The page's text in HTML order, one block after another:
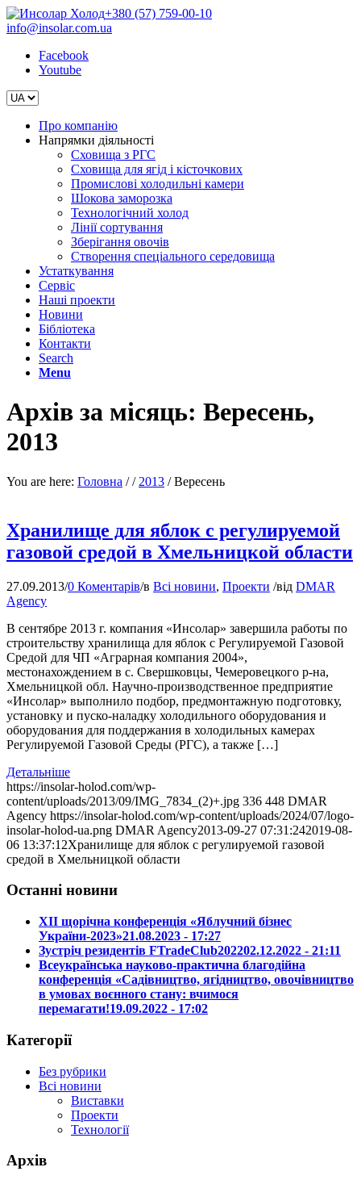
+380 (57) 759-00-10
info@insolar.com.ua
Facebook
Youtube
Про компанію
Напрямки діяльності
Сховища з РГС
Сховища для ягід і кісточкових
Промислові холодильні камери
Шокова заморозка
Технологічний холод
Лінії сортування
Зберігання овочів
Створення спеціального середовища
Устаткування
Сервіс
Наші проекти
Новини
Бібліотека
Контакти
Search
Menu
Архів за місяць: Вересень,
2013
You are here: Головна / / 2013 / Вересень
Хранилище для яблок с регулируемой
газовой средой в Хмельницкой области
27.09.2013/0 Коментарів/в Всі новини, Проекти /від DMAR
Agency
В сентябре 2013 г. компания «Инсолар» завершила работы по
строительству хранилища для яблок с Регулируемой Газовой
Средой для ЧП «Аграрная компания 2004»,
местонахождением в с. Свершковцы, Чемеровецкого р-на,
Хмельницкой обл. Научно-производственное предприятие
«Инсолар» выполнило подбор, предмонтажную подготовку,
установку и пуско-наладку холодильного оборудования и
оборудования для поддержания в холодильных камерах
Регулируемой Газовой Среды (РГС), а также […]
Детальніше
https://insolar-holod.com/wp-
content/uploads/2013/09/IMG_7834_(2)+.jpg 336 448 DMAR
Agency https://insolar-holod.com/wp-content/uploads/2024/07/logo-
insolar-holod-ua.png DMAR Agency2013-09-27 07:31:242019-08-
06 13:37:12Хранилище для яблок с регулируемой газовой
средой в Хмельницкой области
Останні новини
ХІІ щорічна конференція «Яблучний бізнес
України-2023»21.08.2023 - 17:27
Зустріч резидентів FTradeClub202202.12.2022 - 21:11
Всеукраїнська науково-практична благодійна
конференція «Садівництво, ягідництво, овочівництво
в умовах воєнного стану: вчимося
перемагати!19.09.2022 - 17:02
Категорії
Без рубрики
Всі новини
Виставки
Проекти
Технології
Архів